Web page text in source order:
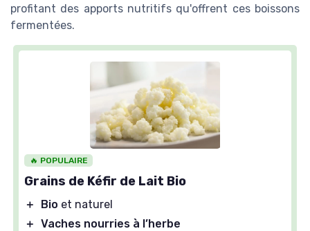
profitant des apports nutritifs qu'offrent ces boissons
fermentées.
🔥 POPULAIRE
Grains de Kéfir de Lait Bio
＋ Bio et naturel
＋ Vaches nourries à l’herbe